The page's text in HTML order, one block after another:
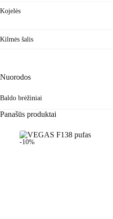
Kojelės
Kilmės šalis
Nuorodos
Baldo brėžiniai
Panašūs produktai
-10%